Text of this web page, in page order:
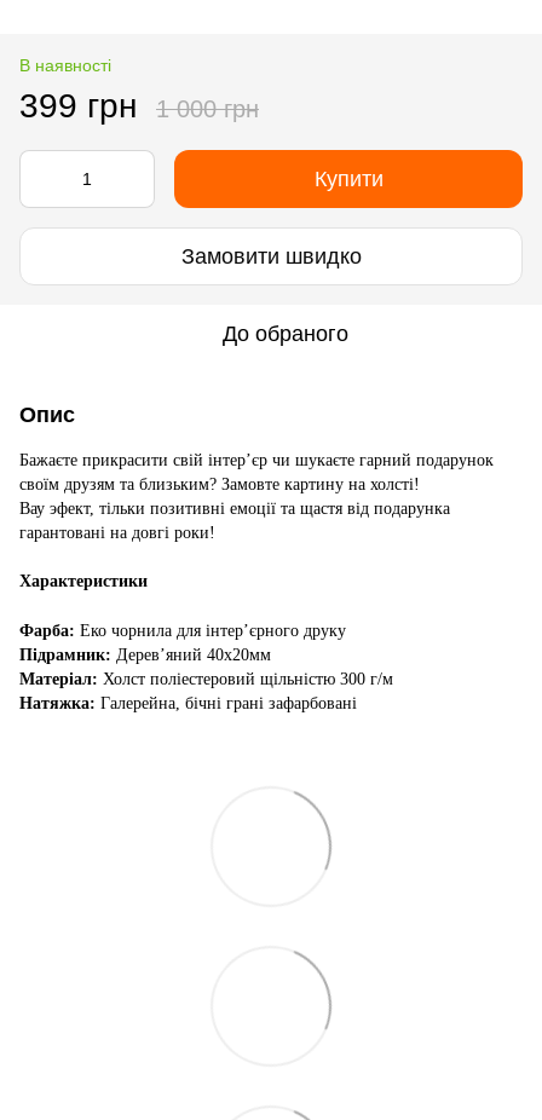
В наявності
399 грн 1 000 грн
Купити
Замовити швидко
До обраного
Опис
Бажаєте прикрасити свій інтер’єр чи шукаєте гарний подарунок
своїм друзям та близьким? Замовте картину на холсті!
Вау эфект, тільки позитивні емоції та щастя від подарунка
гарантовані на довгі роки!
Характеристики
Фарба: Еко чорнила для інтер’єрного друку
Підрамник: Дерев’яний 40х20мм
Матеріал: Холст поліестеровий щільністю 300 г/м
Натяжка: Галерейна, бічні грані зафарбовані